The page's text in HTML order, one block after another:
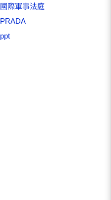
國際軍事法庭
PRADA
ppt